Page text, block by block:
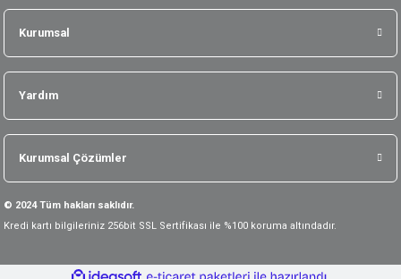
Kurumsal
Yardım
Kurumsal Çözümler
© 2024 Tüm hakları saklıdır.
Kredi kartı bilgileriniz 256bit SSL Sertifikası ile %100 koruma altındadır.
ideasoft e-